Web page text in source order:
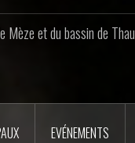
Mèze et du bassin de Thau
EVÉNEMENTS